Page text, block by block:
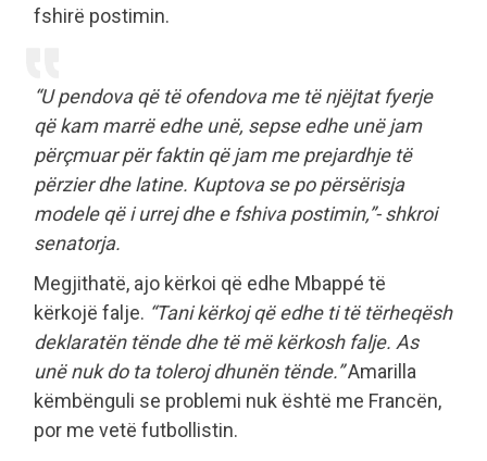
fshirë postimin.
“U pendova që të ofendova me të njëjtat fyerje
që kam marrë edhe unë, sepse edhe unë jam
përçmuar për faktin që jam me prejardhje të
përzier dhe latine. Kuptova se po përsërisja
modele që i urrej dhe e fshiva postimin,”- shkroi
senatorja.
Megjithatë, ajo kërkoi që edhe Mbappé të
kërkojë falje. “Tani kërkoj që edhe ti të tërheqësh
deklaratën tënde dhe të më kërkosh falje. As
unë nuk do ta toleroj dhunën tënde.”Amarilla
këmbënguli se problemi nuk është me Francën,
por me vetë futbollistin.